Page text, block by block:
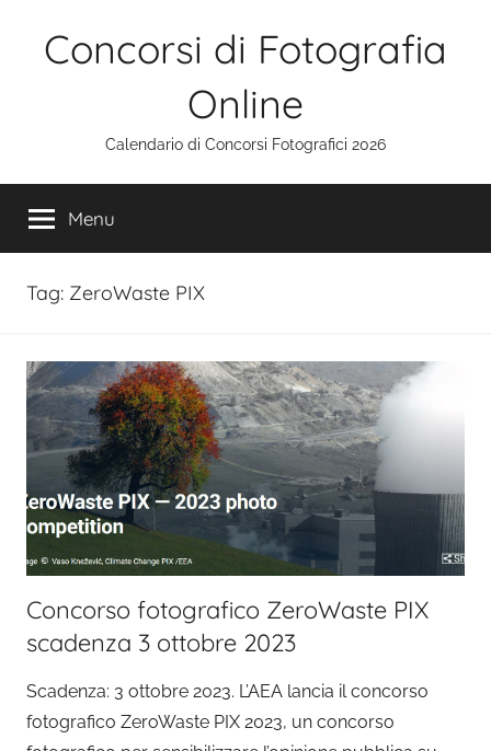
Concorsi di Fotografia
Online
Calendario di Concorsi Fotografici 2026
Menu
Tag: ZeroWaste PIX
Concorso fotografico ZeroWaste PIX
scadenza 3 ottobre 2023
Scadenza: 3 ottobre 2023. L’AEA lancia il concorso
fotografico ZeroWaste PIX 2023, un concorso